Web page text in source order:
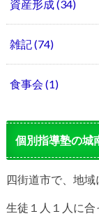
資産形成(34)
雑記 (74)
食事会 (1)
個別指導塾の城
四街道市で、地域
生徒１人１人に合